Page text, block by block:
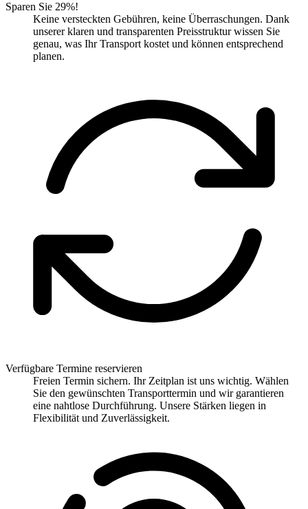
Sparen Sie 29%!
Keine versteckten Gebühren, keine Überraschungen. Dank
unserer klaren und transparenten Preisstruktur wissen Sie
genau, was Ihr Transport kostet und können entsprechend
planen.
Verfügbare Termine reservieren
Freien Termin sichern. Ihr Zeitplan ist uns wichtig. Wählen
Sie den gewünschten Transporttermin und wir garantieren
eine nahtlose Durchführung. Unsere Stärken liegen in
Flexibilität und Zuverlässigkeit.